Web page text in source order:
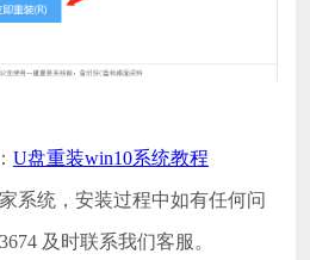
U盘重装win10系统教程
统，安装过程中如有任何问
及时联系我们客服。